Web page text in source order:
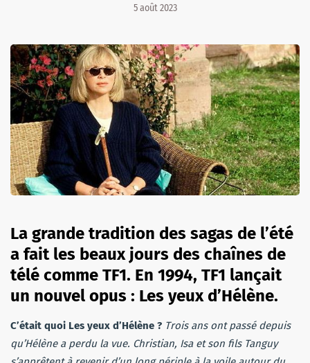
5 août 2023
La grande tradition des sagas de l’été
a fait les beaux jours des chaînes de
télé comme TF1. En 1994, TF1 lançait
un nouvel opus : Les yeux d’Hélène.
C’était quoi Les yeux d’Hélène ? Trois ans ont passé depuis
qu’Hélène a perdu la vue. Christian, Isa et son fils Tanguy